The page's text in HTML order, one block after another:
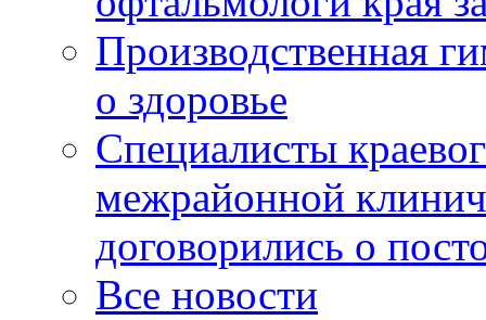
Производственная
о здоровье
Специалисты
межрайонной
договорились о
Все новости